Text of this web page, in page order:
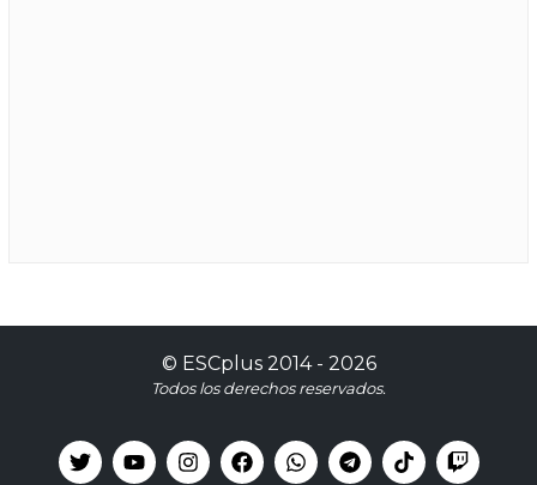
© ESCplus2014 - 2026
Todos los derechos reservados.